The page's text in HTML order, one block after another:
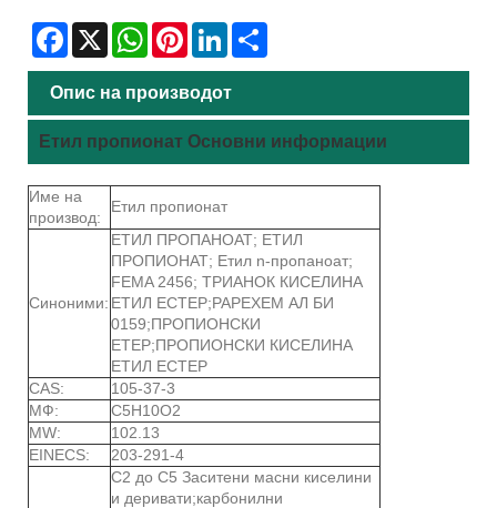
Facebook
X WhatsAppPinterestLinkedIn
Опис на производот
Етил пропионат Основни информации
Име на
производ:
Етил пропионат
Синоними:
ЕТИЛ ПРОПАНОАТ; ЕТИЛ
ПРОПИОНАТ; Етил n-пропаноат;
FEMA 2456; ТРИАНОК КИСЕЛИНА
ЕТИЛ ЕСТЕР;РАРЕХЕМ АЛ БИ
0159;ПРОПИОНСКИ
ЕТЕР;ПРОПИОНСКИ КИСЕЛИНА
ЕТИЛ ЕСТЕР
CAS:
105-37-3
МФ:
C5H10O2
MW:
102.13
EINECS:
203-291-4
C2 до C5 Заситени масни киселини
и деривати;карбонилни